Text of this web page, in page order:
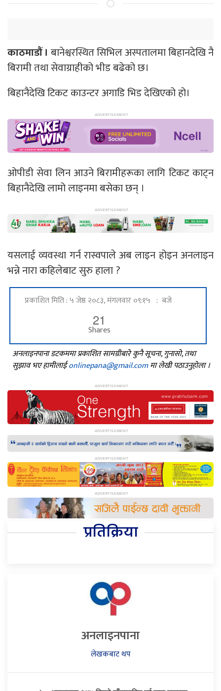
काठमाडौं । बानेश्वरस्थित सिभिल अस्पतालमा बिहानदेखि नै
बिरामी तथा सेवाग्राहीको भीड बढेको छ।
बिहानैदेखि टिकट काउन्टर अगाडि भिड देखिएको हो।
ओपीडी सेवा लिन आउने बिरामीहरूका लागि टिकट काट्न
बिहानैदेखि लामो लाइनमा बसेका छन् ।
यसलाई व्यवस्था गर्न रास्वपाले अब लाइन होइन अनलाइन
भन्ने नारा कहिलेबाट सुरु हाला ?
प्रकाशित मिति : ५ जेष्ठ २०८३, मंगलवार ०९:१५ : बजे
21
Shares
अनलाइनपाना डटकममा प्रकाशित सामग्रीबारे कुनै सूचना, गुनासो, तथा
सुझाव भए हामीलाईonlinepana@gmail.comमा लेखी पठाउनुहोला ।
प्रतिक्रिया
अनलाइनपाना
लेखकबाट थप